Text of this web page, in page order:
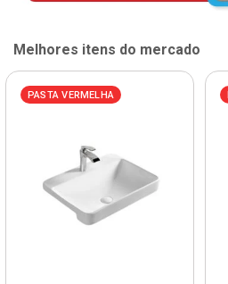
Melhores itens do mercado
PASTA VERMELHA